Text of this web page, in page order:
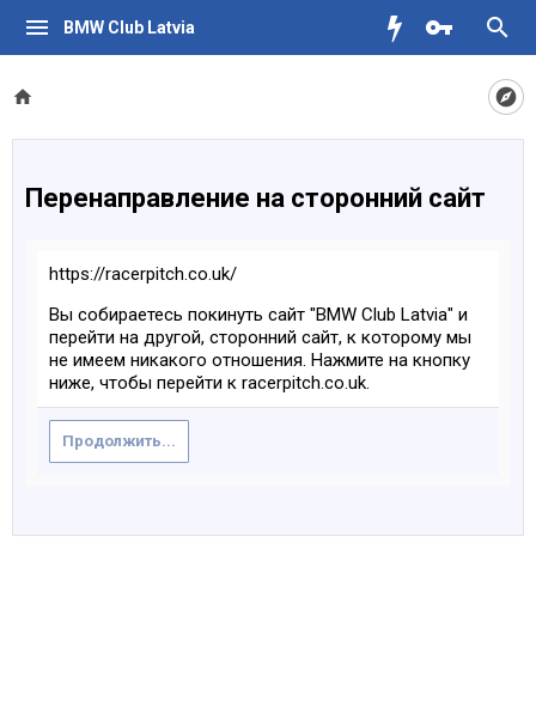
BMW Club Latvia
Перенаправление на сторонний сайт
https://racerpitch.co.uk/
Вы собираетесь покинуть сайт "BMW Club Latvia" и
перейти на другой, сторонний сайт, к которому мы
не имеем никакого отношения. Нажмите на кнопку
ниже, чтобы перейти к racerpitch.co.uk.
Продолжить...